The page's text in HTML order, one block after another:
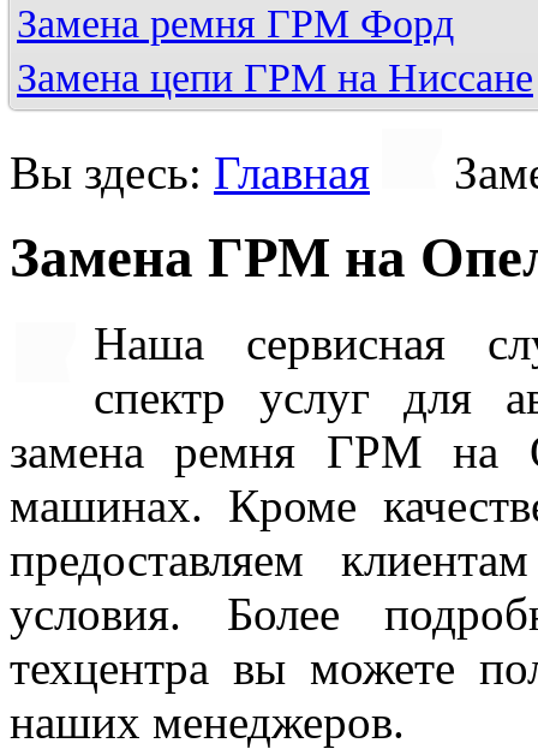
Замена ремня ГРМ Форд
Замена цепи ГРМ на Ниссане
Вы здесь: Главная
Замена ГРМ на
Наша сервисная
спектр услуг для
замена ремня ГРМ на
машинах. Кроме
предоставляем
условия. Более
техцентра вы можете
наших менеджеров.